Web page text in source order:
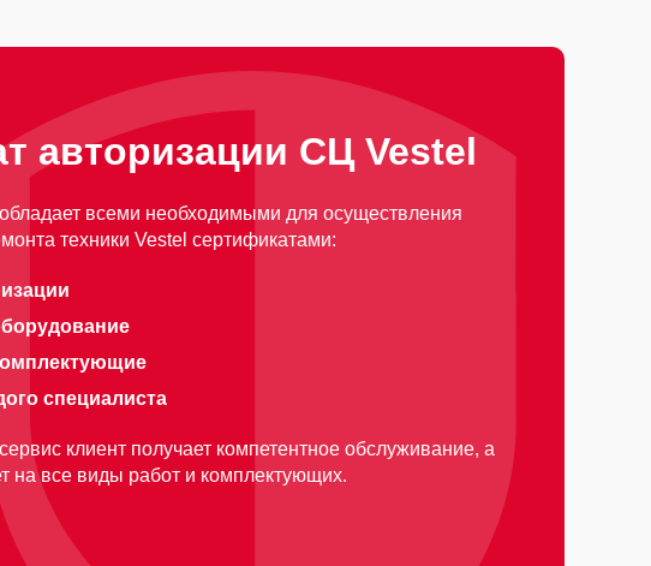
авторизации СЦ Vestel
всеми необходимыми для осуществления
техники Vestel сертификатами:
специалиста
клиент получает компетентное обслуживание, а
на все виды работ и комплектующих.